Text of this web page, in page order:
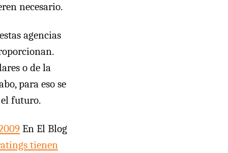
necesario.
agencias
o de la
para eso se
futuro.
En El Blog
tienen